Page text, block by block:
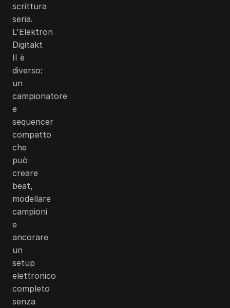
scrittura
seria.
L'Elektron
Digitakt
II è
diverso:
un
campionatore
e
sequencer
compatto
che
può
creare
beat,
modellare
campioni
e
ancorare
un
setup
elettronico
completo
senza